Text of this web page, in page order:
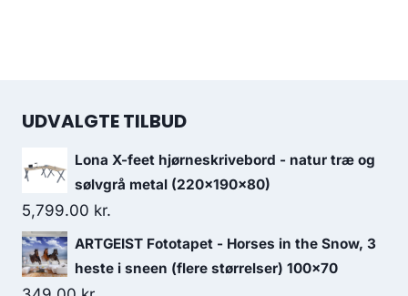
UDVALGTE TILBUD
Lona X-feet hjørneskrivebord - natur træ og
sølvgrå metal (220x190x80)
5,799.00 kr.
ARTGEIST Fototapet - Horses in the Snow, 3
heste i sneen (flere størrelser) 100x70